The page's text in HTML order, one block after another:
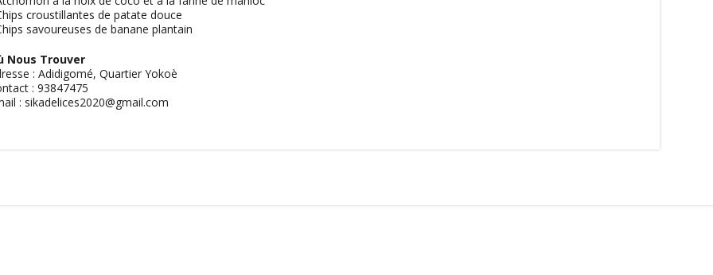
croustillantes de patate douce
savoureuses de banane plantain
Nous Trouver
: Adidigomé, Quartier Yokoè
: 93847475
: sikadelices2020@gmail.com